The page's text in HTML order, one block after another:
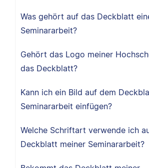
Was gehört auf das Deckblatt
Seminararbeit?
Gehört das Logo meiner
das Deckblatt?
Kann ich ein Bild auf dem
Seminararbeit einfügen?
Welche Schriftart verwende ich
Deckblatt meiner Seminararbeit?